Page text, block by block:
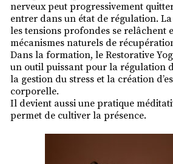
nerveux peut progressivement
entrer dans un état de régulation.
les tensions profondes se relâchent
mécanismes naturels de
Dans la formation, le Restorative
un outil puissant pour la régulation
la gestion du stress et la création
corporelle.
Il devient aussi une pratique
permet de cultiver la présence.